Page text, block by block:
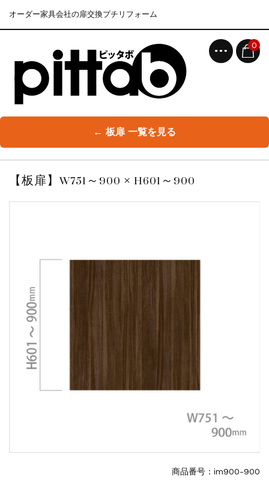
オーダー家具会社の扉交換プチリフォーム
0
← 板扉 一覧を見る
【板扉】W751～900 × H601～900
商品番号：im900-900